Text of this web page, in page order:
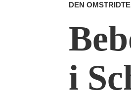
DEN
i